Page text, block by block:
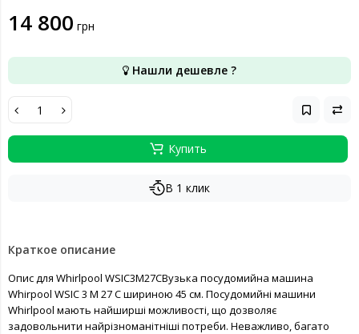
14 800 грн
Нашли дешевле ?
Купить
В 1 клик
Краткое описание
Опис для Whirlpool WSIC3M27CВузька посудомийна машина
Whirpool WSIC 3 M 27 C шириною 45 см. Посудомийні машини
Whirlpool мають найширші можливості, що дозволяє
задовольнити найрізноманітніші потреби. Неважливо, багато